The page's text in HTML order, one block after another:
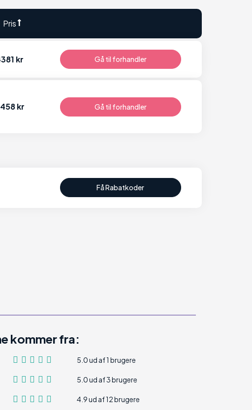
Pris
kr Gå til forhandler
kr Gå til forhandler
Få Rabatkoder
kommer fra:
5.0 ud af 1 brugere
5.0 ud af 3 brugere
4.9 ud af 12 brugere